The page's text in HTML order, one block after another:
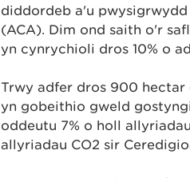
diddordeb a'u
(ACA). Dim ond saith o'r
yn cynrychioli dros 10% o
Trwy adfer dros 900 hectar
yn gobeithio gweld
oddeutu 7% o holl
allyriadau CO2 sir